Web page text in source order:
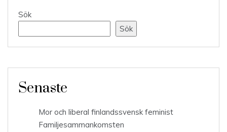
Sök
Sök
Senaste
Mor och liberal finlandssvensk feminist
Familjesammankomsten